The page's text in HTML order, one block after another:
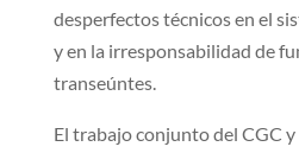
desperfectos técnicos en el
y en la irresponsabilidad de
transeúntes.
El trabajo conjunto del CGC y